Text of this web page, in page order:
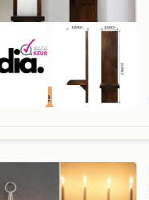
Beoordeeld met 9+